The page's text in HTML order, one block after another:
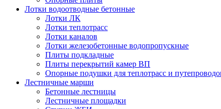
Лотки водоотводные бетонные
Лотки ЛК
Лотки теплотрасс
Лотки каналов
Лотки железобетонные водопропускные
Плиты подкладные
Плиты перекрытий камер ВП
Опорные подушки для теплотрасс и
Лестничные марши
Бетонные лестницы
Лестничные площадки